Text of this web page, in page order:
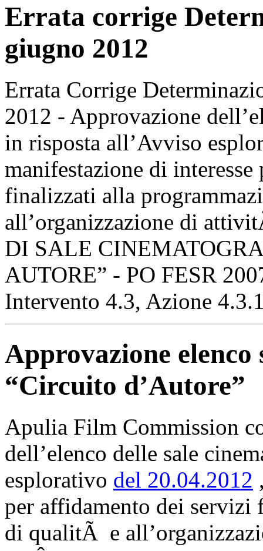
Errata corrige
giugno 2012
Errata Corrige
2012 - Approvazione
in risposta all’Avviso
manifestazione di
finalizzati alla
all’organizzazione di
DI SALE
AUTORE” - PO FESR
Intervento 4.3, Azione
Approvazione
“Circuito d’Autore”
Apulia Film Commission
dell’elenco delle sale
esplorativo del 20.04.2012
per affidamento dei servizi
di qualitÃ e